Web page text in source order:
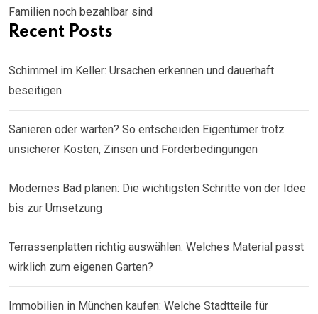
Familien noch bezahlbar sind
Recent Posts
Schimmel im Keller: Ursachen erkennen und dauerhaft
beseitigen
Sanieren oder warten? So entscheiden Eigentümer trotz
unsicherer Kosten, Zinsen und Förderbedingungen
Modernes Bad planen: Die wichtigsten Schritte von der Idee
bis zur Umsetzung
Terrassenplatten richtig auswählen: Welches Material passt
wirklich zum eigenen Garten?
Immobilien in München kaufen: Welche Stadtteile für